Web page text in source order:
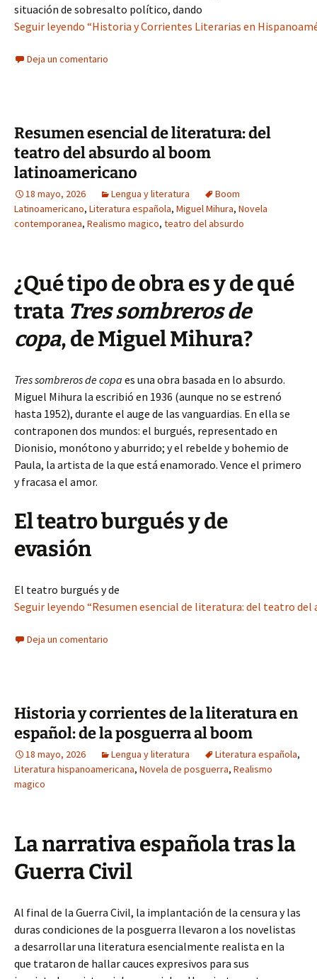
situación de sobresalto político, dando
Seguir leyendo “Historia y Corrientes Literarias en
Deja un comentario
Resumen esencial de literatura: del
teatro del absurdo al boom
latinoamericano
18 mayo, 2026 Lengua y literatura
Boom
Latinoamericano, Literatura española, Miguel Mihura, Novela
contemporanea, Realismo magico, teatro del absurdo
¿Qué tipo de obra es y de qué
trata Tres sombreros de
copa, de Miguel Mihura?
Tres sombreros de copa es una obra basada en lo absurdo.
Miguel Mihura la escribió en 1936 (aunque no se estrenó
hasta 1952), durante el auge de las vanguardias. En ella se
contraponen dos mundos: el burgués, representado en
Dionisio, monótono y aburrido; y el rebelde y bohemio de
Paula, la artista de la que está enamorado. Vence el primero
y fracasa el amor.
El teatro burgués y de
evasión
El teatro burgués y de
Seguir leyendo “Resumen esencial de literatura: del teatro
Deja un comentario
Historia y corrientes de la literatura en
español: de la posguerra al boom
18 mayo, 2026 Lengua y literatura Literatura española,
Literatura hispanoamericana, Novela de posguerra, Realismo
magico
La narrativa española tras la
Guerra Civil
Al final de la Guerra Civil, la implantación de la censura y las
duras condiciones de la posguerra llevaron a los novelistas
a desarrollar una literatura esencialmente realista en la
que trataron de hallar cauces expresivos para sus